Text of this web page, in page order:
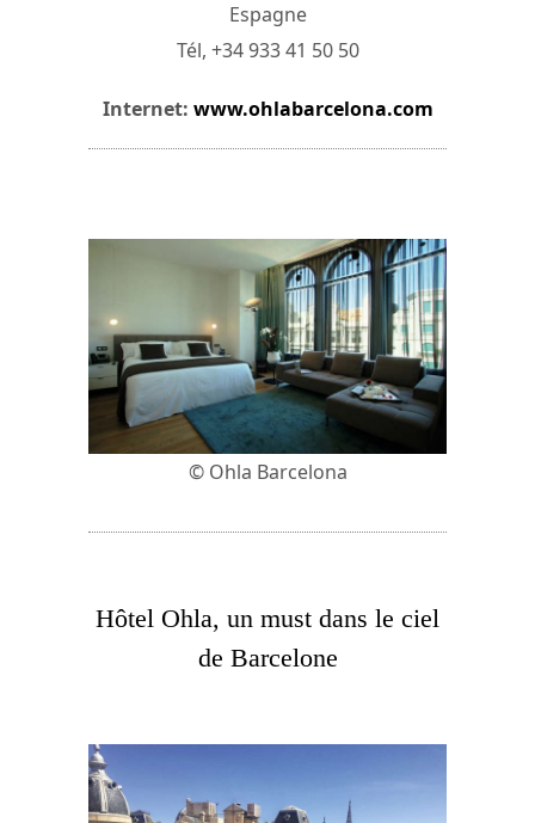
Espagne
Tél, +34 933 41 50 50
Internet: www.ohlabarcelona.com
© Ohla Barcelona
Hôtel Ohla, un must dans le ciel
de Barcelone